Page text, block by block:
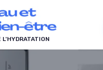
L'HYDRATATION
des cookies